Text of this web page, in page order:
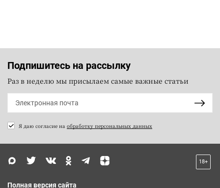
Подпишитесь на рассылку
Раз в неделю мы присылаем самые важные статьи
Я даю согласие на обработку персональных данных
18+
Полная версия сайта